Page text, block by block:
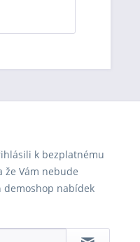
k bezplatnému
že Vám nebude
demoshop nabídek